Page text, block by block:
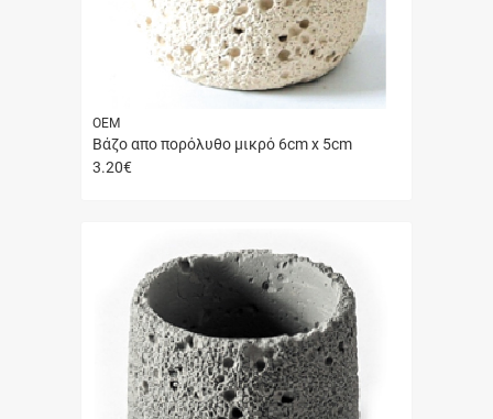
ΟΕΜ
Βάζο απο πορόλυθο μικρό 6cm x 5cm
3.20€